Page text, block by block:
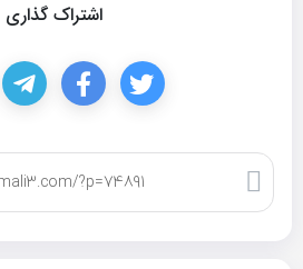
اشتراک گذاری